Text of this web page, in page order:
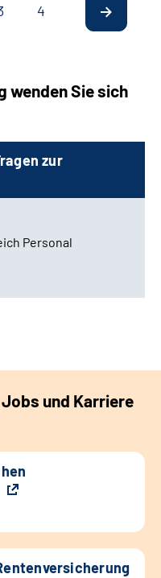
4
wenden Sie sich
zur
Personal
und Karriere